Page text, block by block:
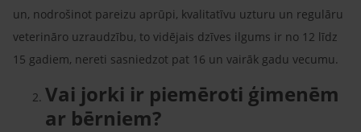
un, nodrošinot pareizu aprūpi, kvalitatīvu uzturu un regulāru
veterināro uzraudzību, to vidējais dzīves ilgums ir no 12 līdz
15 gadiem, nereti sasniedzot pat 16 un vairāk gadu vecumu.
Vai jorki ir piemēroti ģimenēm
ar bērniem?